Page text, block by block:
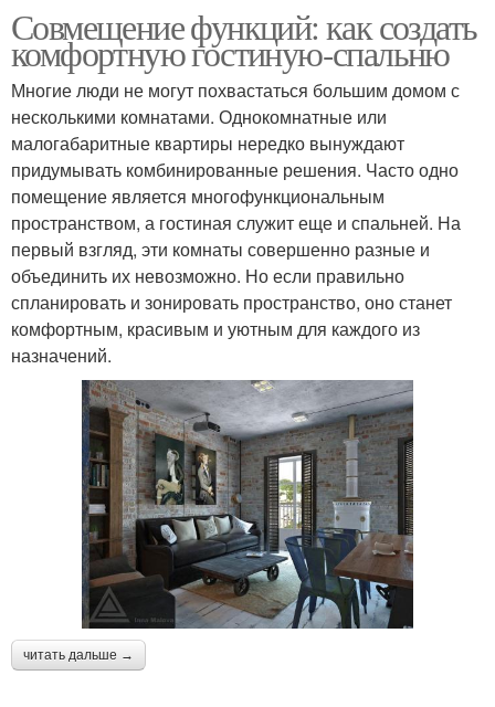
Совмещение функций: как создать
комфортную гостиную-спальню
Многие люди не могут похвастаться большим домом с
несколькими комнатами. Однокомнатные или
малогабаритные квартиры нередко вынуждают
придумывать комбинированные решения. Часто одно
помещение является многофункциональным
пространством, а гостиная служит еще и спальней. На
первый взгляд, эти комнаты совершенно разные и
объединить их невозможно. Но если правильно
спланировать и зонировать пространство, оно станет
комфортным, красивым и уютным для каждого из
назначений.
читать дальше →